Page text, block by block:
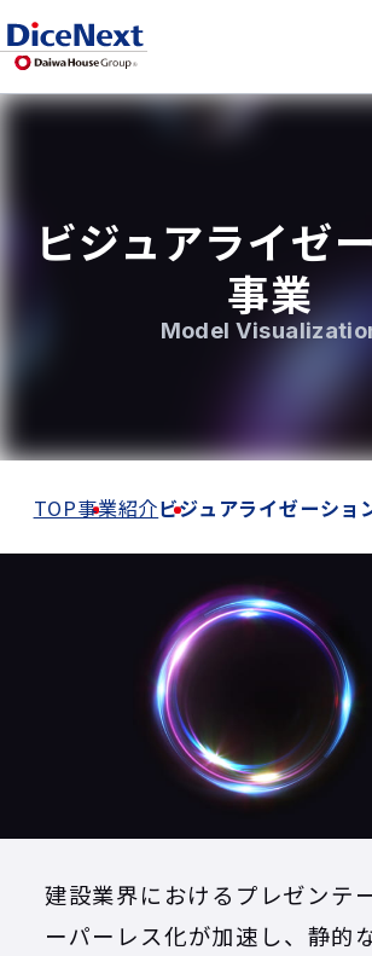
ビジュアライゼ
事業
Model
TOP事業紹介ビジュアライゼーショ
建設業界におけるプレゼンテ
ーパーレス化が加速し、静的